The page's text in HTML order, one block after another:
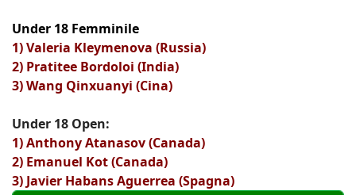
Under 18 Femminile
1) Valeria Kleymenova (Russia)
2) Pratitee Bordoloi (India)
3) Wang Qinxuanyi (Cina)
Under 18 Open:
1) Anthony Atanasov (Canada)
2) Emanuel Kot (Canada)
3) Javier Habans Aguerrea (Spagna)